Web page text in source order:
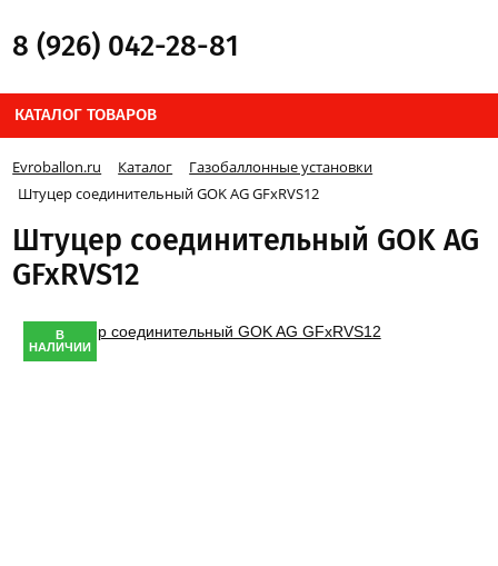
8 (926) 042-28-81
КАТАЛОГ ТОВАРОВ
Evroballon.ru Каталог
Газобаллонные установки
Штуцер соединительный GOK AG GFxRVS12
Штуцер соединительный GOK AG
GFxRVS12
В
НАЛИЧИИ